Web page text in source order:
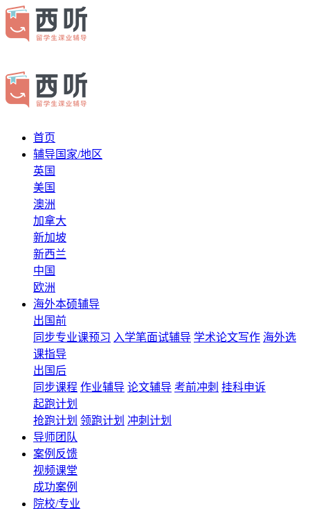
首页
辅导国家/地区
英国
美国
澳洲
加拿大
新加坡
新西兰
中国
欧洲
海外本硕辅导
出国前
同步专业课预习 入学笔面试辅导 学术论文写作 海外选
课指导
出国后
同步课程 作业辅导 论文辅导 考前冲刺 挂科申诉
起跑计划
抢跑计划 领跑计划 冲刺计划
导师团队
案例反馈
视频课堂
成功案例
院校/专业